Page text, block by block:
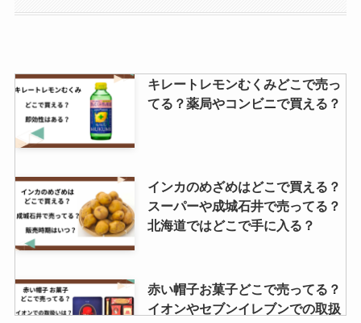
とちあいかの値段スーパーではい
くら？特徴とは？気になる糖度は
どれ位？
アーモンドスライスは業務スーパ
ーで売ってる？カルディで手に入
る？どこが安いのか調査！
クレープアイス 販売中止は本当？
どこに売ってる？
キレートレモンむくみどこで売っ
てる？薬局やコンビニで買える？
インカのめざめはどこで買える？
スーパーや成城石井で売ってる？
北海道ではどこで手に入る？
赤い帽子お菓子どこで売ってる？
イオンやセブンイレブンでの取扱